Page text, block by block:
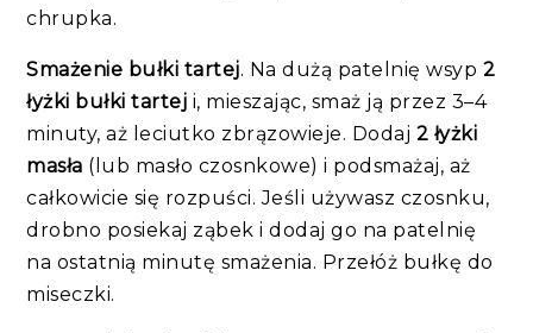
chrupka.
Smażenie bułki tartej. Na dużą patelnię wsyp 2
łyżki bułki tartej i, mieszając, smaż ją przez 3–4
minuty, aż leciutko zbrązowieje. Dodaj 2 łyżki
masła (lub masło czosnkowe) i podsmażaj, aż
całkowicie się rozpuści. Jeśli używasz czosnku,
drobno posiekaj ząbek i dodaj go na patelnię
na ostatnią minutę smażenia. Przełóż bułkę do
miseczki.